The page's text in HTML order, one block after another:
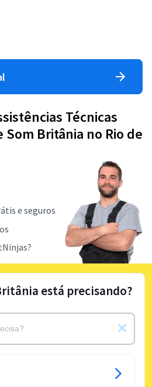
Técnicas
Som Britânia no Rio de
e seguros
está precisando?